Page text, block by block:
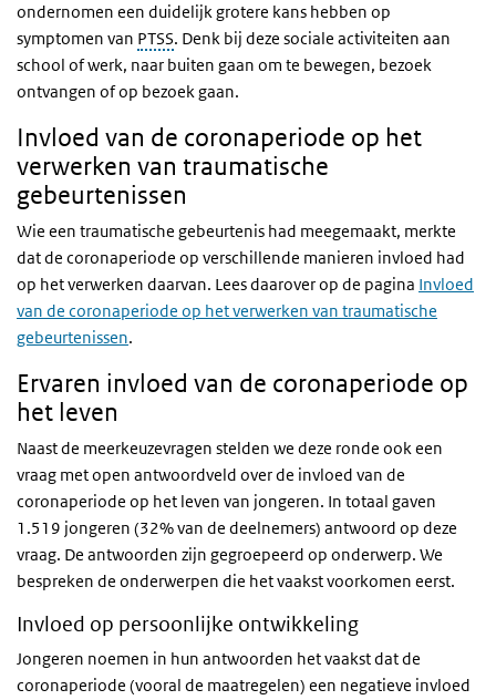
ondernomen een duidelijk grotere kans hebben op
symptomen van PTSS. Denk bij deze sociale activiteiten aan
school of werk, naar buiten gaan om te bewegen, bezoek
ontvangen of op bezoek gaan.
Invloed van de coronaperiode op het
verwerken van traumatische
gebeurtenissen
Wie een traumatische gebeurtenis had meegemaakt, merkte
dat de coronaperiode op verschillende manieren invloed had
op het verwerken daarvan. Lees daarover op de pagina Invloed
van de coronaperiode op het verwerken van traumatische
gebeurtenissen.
Ervaren invloed van de coronaperiode op
het leven
Naast de meerkeuzevragen stelden we deze ronde ook een
vraag met open antwoordveld over de invloed van de
coronaperiode op het leven van jongeren. In totaal gaven
1.519 jongeren (32% van de deelnemers) antwoord op deze
vraag. De antwoorden zijn gegroepeerd op onderwerp. We
bespreken de onderwerpen die het vaakst voorkomen eerst.
Invloed op persoonlijke ontwikkeling
Jongeren noemen in hun antwoorden het vaakst dat de
coronaperiode (vooral de maatregelen) een negatieve invloed